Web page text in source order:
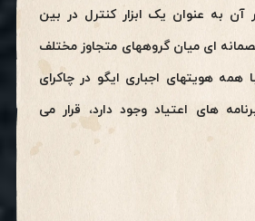
به عنوان یک ابزار کنترل در بین
ای میان گروههای متجاوز مختلف
همه هویتهای اجباری ایگو در چاکرای
های اعتیاد وجود دارد، قرار می